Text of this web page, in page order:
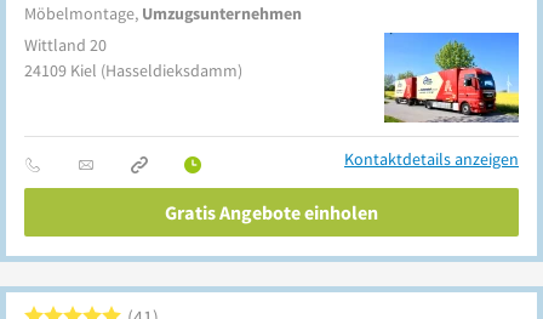
Möbelmontage, Umzugsunternehmen
Wittland 20
24109 Kiel (Hasseldieksdamm)
Kontaktdetails anzeigen
Gratis Angebote einholen